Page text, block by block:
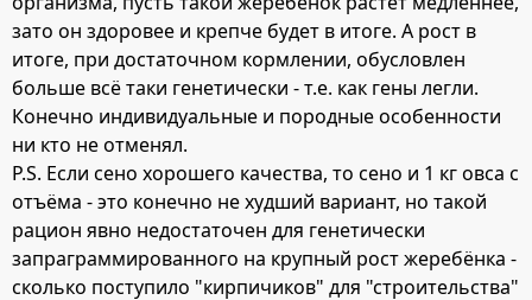
зато он здоровее и крепче будет в итоге. А рост в
итоге, при достаточном кормлении, обусловлен
больше всё таки генетически - т.е. как гены легли.
Конечно индивидуальные и породные особенности
ни кто не отменял.
P.S. Если сено хорошего качества, то сено и 1 кг овса с
отъёма - это конечно не худший вариант, но такой
рацион явно недостаточен для генетически
запраграммированного на крупный рост жеребёнка -
сколько поступило "кирпичиков" для "строительства"